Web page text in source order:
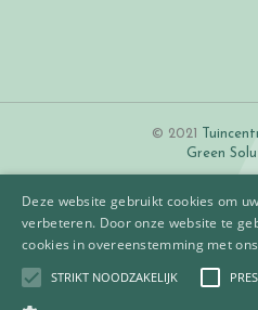
© 2021
Green
Algemene
Deze website gebruikt cookies om
verbeteren. Door onze website te
cookies in overeenstemming met
STRIKT NOODZAKELIJK